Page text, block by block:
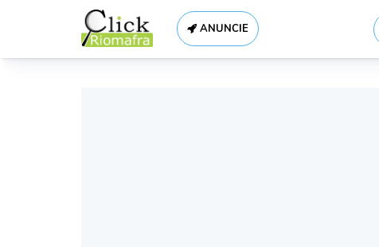
ANUNCIE